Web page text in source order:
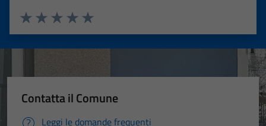
Valuta 5 stelle su 5
Valuta 4 stelle su 5
Valuta 3 stelle su 5
Valuta 2 stelle su 5
Valuta 1 stelle su 5
Contatta il Comune
Leggi le domande frequenti